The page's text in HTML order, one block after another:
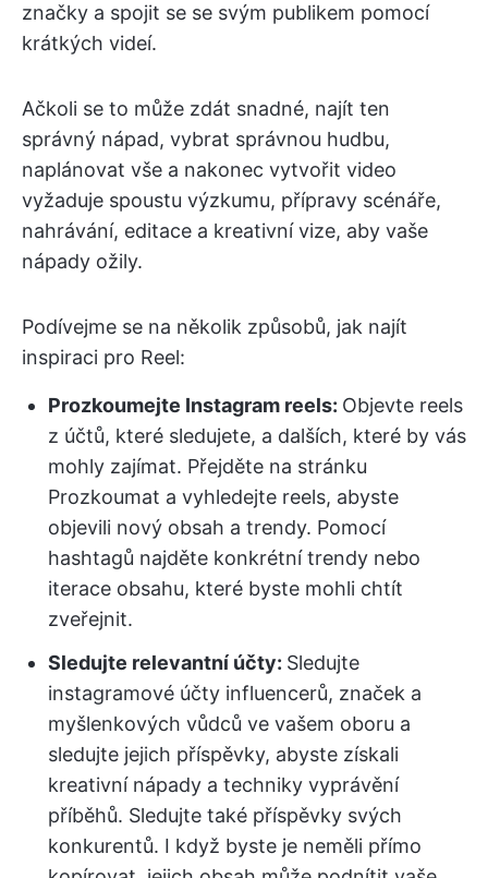
značky a spojit se se svým publikem pomocí
krátkých videí.
Ačkoli se to může zdát snadné, najít ten
správný nápad, vybrat správnou hudbu,
naplánovat vše a nakonec vytvořit video
vyžaduje spoustu výzkumu, přípravy scénáře,
nahrávání, editace a kreativní vize, aby vaše
nápady ožily.
Podívejme se na několik způsobů, jak najít
inspiraci pro Reel:
Prozkoumejte Instagram reels: Objevte reels
z účtů, které sledujete, a dalších, které by vás
mohly zajímat. Přejděte na stránku
Prozkoumat a vyhledejte reels, abyste
objevili nový obsah a trendy. Pomocí
hashtagů najděte konkrétní trendy nebo
iterace obsahu, které byste mohli chtít
zveřejnit.
Sledujte relevantní účty: Sledujte
instagramové účty influencerů, značek a
myšlenkových vůdců ve vašem oboru a
sledujte jejich příspěvky, abyste získali
kreativní nápady a techniky vyprávění
příběhů. Sledujte také příspěvky svých
konkurentů. I když byste je neměli přímo